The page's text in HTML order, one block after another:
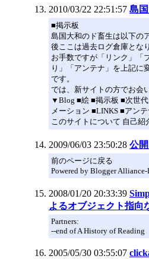
2010/03/22 22:51:57 島
■掲示板
島国大和のド畜生は以下の
後ここは過去ログ倉庫とな
お手数ですが「リンク」「
り」「アンテナ」を上記に
です。
では、新サイトの方でお会
▼Blog ■絵 ■掲示板 ■次世
メーション ■LINKS ■アンテ
このサイトについて 自己紹
2009/06/03 23:50:28 公
前のページに戻る
Powered by Blogger
2008/01/20 20:33:39
よるオブジェクト指向
Partners:
--end of A History of Reading
2005/05/30 03:55:07